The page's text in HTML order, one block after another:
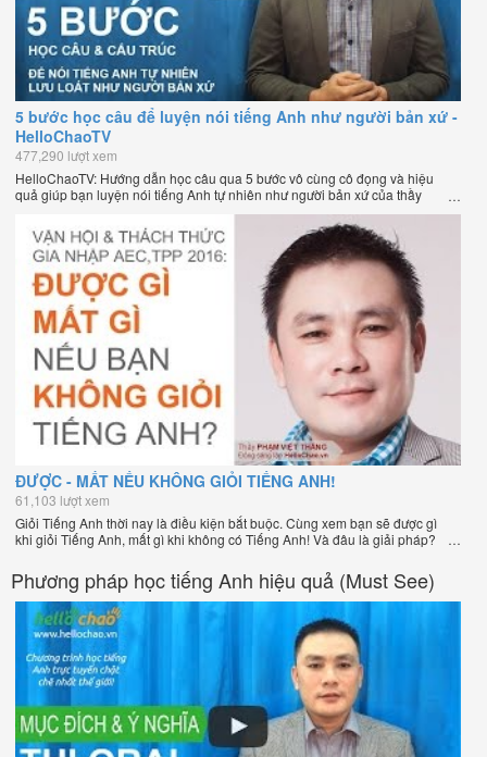
5 bước học câu để luyện nói tiếng Anh như người bản xứ -
HelloChaoTV
477,290 lượt xem
HelloChaoTV: Hướng dẫn học câu qua 5 bước vô cùng cô đọng và hiệu
quả giúp bạn luyện nói tiếng Anh tự nhiên như người bản xứ của thầy
Phạm Việt Thắng, đồng sáng lập HelloChao.vn - Chương trình dạy tiếng
Anh trực tuyến chặt chẽ nhất thế giới.
ĐƯỢC - MẤT NẾU KHÔNG GIỎI TIẾNG ANH!
61,103 lượt xem
Giỏi Tiếng Anh thời nay là điều kiện bắt buộc. Cùng xem bạn sẽ được gì
khi giỏi Tiếng Anh, mất gì khi không có Tiếng Anh! Và đâu là giải pháp?
Phương pháp học tiếng Anh hiệu quả (Must See)